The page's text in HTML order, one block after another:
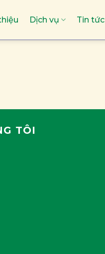
Dịch vụ Tin tức
TÔI